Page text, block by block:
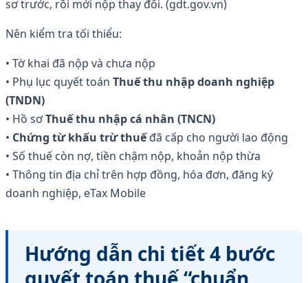
sơ trước, rồi mới nộp thay đổi. (gdt.gov.vn)
Nên kiểm tra tối thiểu:
• Tờ khai đã nộp và chưa nộp
• Phụ lục quyết toán Thuế thu nhập doanh nghiệp
(TNDN)
• Hồ sơThuế thu nhập cá nhân (TNCN)
• Chứng từ khấu trừ thuếđã cấp cho người lao động
• Số thuế còn nợ, tiền chậm nộp, khoản nộp thừa
• Thông tin địa chỉ trên hợp đồng, hóa đơn, đăng ký
doanh nghiệp, eTax Mobile
Hướng dẫn chi tiết 4 bước